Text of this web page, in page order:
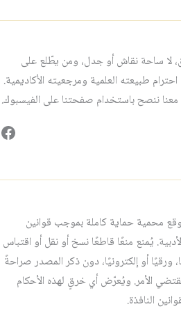
لا ساحة نقاش أو جدل، ومن يطّلع على
طبيعته العلمية ومرجعيته الأكاديمية.
ننصح باستخدام صفحتنا على الفيسبوك.
محمية حماية كاملة بموجب قوانين
يُمنع منعًا قاطعًا نسخ أو نقل أو اقتباس
ورقيًا أو إلكترونيًا، دون ذكر المصدر صراحةً
الأمر. ويُعرّض أي خرقٍ لهذه الأحكام
النافذة.